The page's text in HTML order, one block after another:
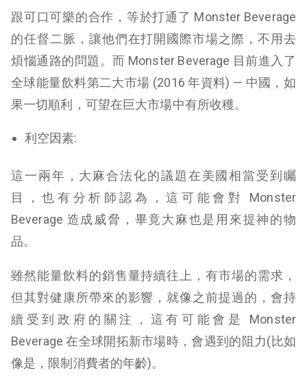
跟可口可樂的合作，等於打通了 Monster Beverage
的任督二脈，讓他們在打開國際市場之際，不用去
煩惱通路的問題。而 Monster Beverage 目前進入了
全球能量飲料第二大市場 (2016 年資料) — 中國，如
果一切順利，可望在巨大市場中有所收穫。
利空因素:
這一兩年，大麻合法化的議題在美國相當受到矚
目，也有分析師認為，這可能會對 Monster
Beverage 造成威脅，畢竟大麻也是用來提神的物
品。
雖然能量飲料的銷售量持續往上，有市場的需求，
但其對健康所帶來的影響，就像之前提過的，會持
續受到政府的關注，這有可能會是 Monster
Beverage 在全球開拓新市場時，會遇到的阻力(比如
像是，限制消費者的年齡)。